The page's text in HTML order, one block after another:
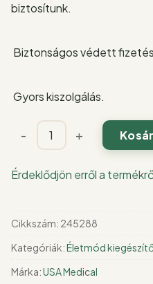
biztosítunk.
Biztonságos védett
Gyors kiszolgálás.
arabikával
féle
organikus
gombakivonattal
- +
Érdeklődjön erről a
Cikkszám: 245288
Kategóriák:Életmód
Márka:USA Medical